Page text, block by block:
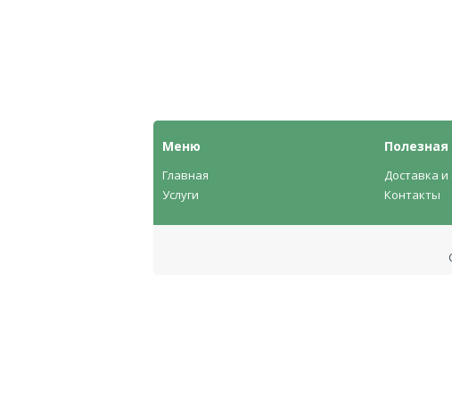
Меню
Главная
Услуги
Доставка и
Контакты